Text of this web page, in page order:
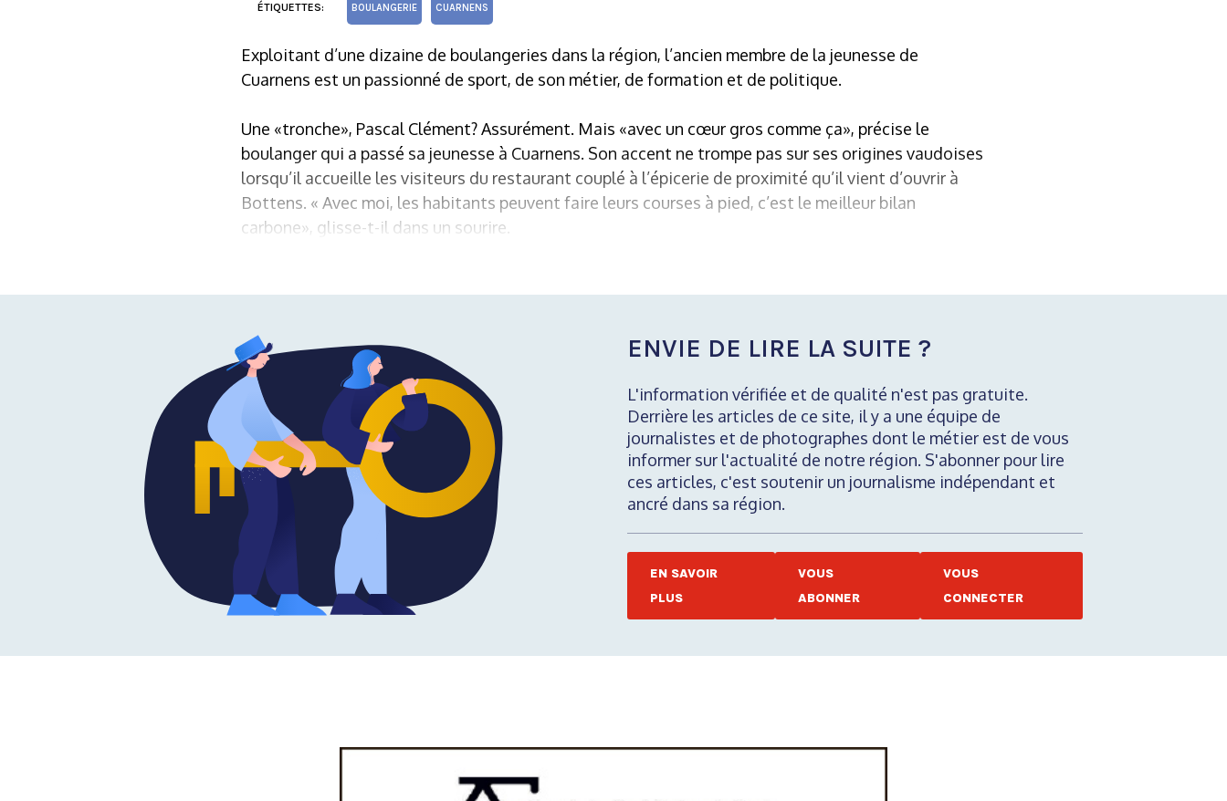
ÉTIQUETTES: BOULANGERIE CUARNENS
Exploitant d’une dizaine de boulangeries dans la région, l’ancien membre de la jeunesse de
Cuarnens est un passionné de sport, de son métier, de formation et de politique.
Une «tronche», Pascal Clément? Assurément. Mais «avec un cœur gros comme ça», précise le
boulanger qui a passé sa jeunesse à Cuarnens. Son accent ne trompe pas sur ses origines vaudoises
lorsqu’il accueille les visiteurs du restaurant couplé à l’épicerie de proximité qu’il vient d’ouvrir à
Bottens. « Avec moi, les habitants peuvent faire leurs courses à pied, c’est le meilleur bilan
carbone», glisse-t-il dans un sourire.
ENVIE DE LIRE LA SUITE ?
L'information vérifiée et de qualité n'est pas gratuite.
Derrière les articles de ce site, il y a une équipe de
journalistes et de photographes dont le métier est de vous
informer sur l'actualité de notre région. S'abonner pour lire
ces articles, c'est soutenir un journalisme indépendant et
ancré dans sa région.
EN SAVOIR
PLUS
VOUS
ABONNER
VOUS
CONNECTER